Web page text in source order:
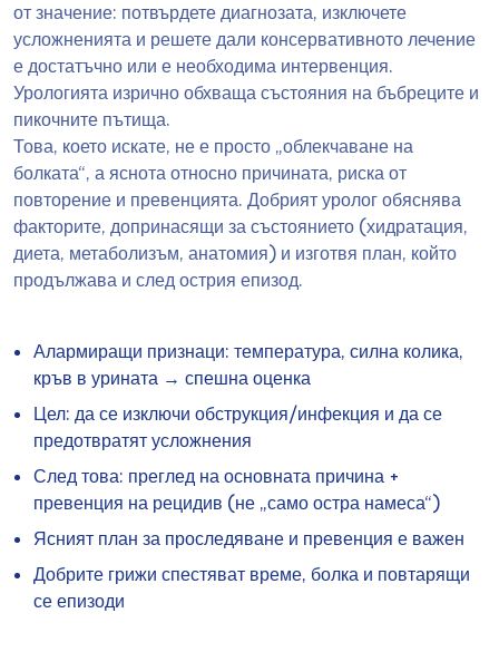
от значение: потвърдете диагнозата, изключете
усложненията и решете дали консервативното лечение
е достатъчно или е необходима интервенция.
Урологията изрично обхваща състояния на бъбреците и
пикочните пътища.
Това, което искате, не е просто „облекчаване на
болката“, а яснота относно причината, риска от
повторение и превенцията. Добрият уролог обяснява
факторите, допринасящи за състоянието (хидратация,
диета, метаболизъм, анатомия) и изготвя план, който
продължава и след острия епизод.
Алармиращи признаци: температура, силна колика,
кръв в урината → спешна оценка
Цел: да се изключи обструкция/инфекция и да се
предотвратят усложнения
След това: преглед на основната причина +
превенция на рецидив (не „само остра намеса“)
Ясният план за проследяване и превенция е важен
Добрите грижи спестяват време, болка и повтарящи
се епизоди